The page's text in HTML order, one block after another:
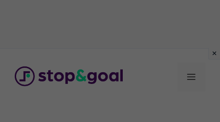
contenuto
Menu